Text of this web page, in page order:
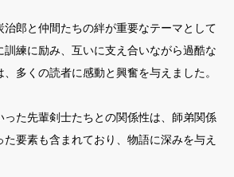
治郎と仲間たちの絆が重要なテーマとして
練に励み、互いに支え合いながら過酷な
多くの読者に感動と興奮を与えました。
った先輩剣士たちとの関係性は、師弟関係
要素も含まれており、物語に深みを与え